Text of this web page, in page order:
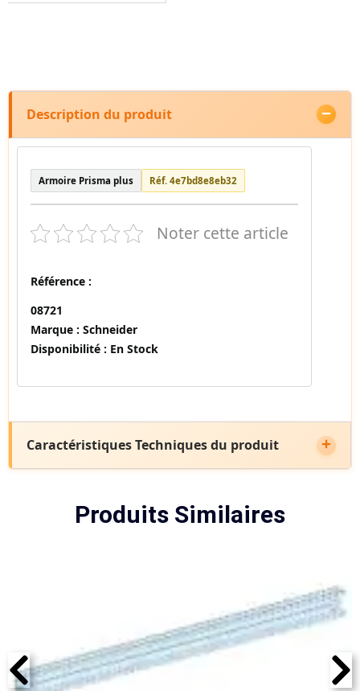
Description du produit
Armoire Prisma plus Réf. 4e7bd8e8eb32
Noter cette article
Référence :
08721
Marque : Schneider
Disponibilité : En Stock
Caractéristiques Techniques du produit
Produits Similaires